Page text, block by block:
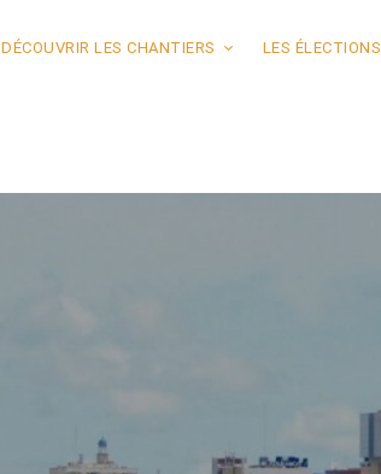
DÉCOUVRIR LES CHANTIERS LES ÉLECTIONS